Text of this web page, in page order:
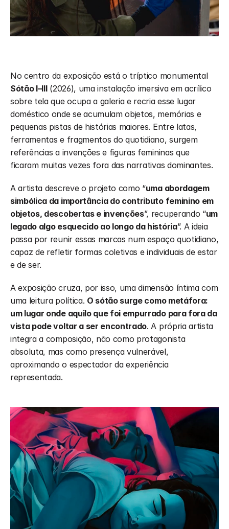
No centro da exposição está o tríptico monumental
Sótão I–III (2026), uma instalação imersiva em acrílico
sobre tela que ocupa a galeria e recria esse lugar
doméstico onde se acumulam objetos, memórias e
pequenas pistas de histórias maiores. Entre latas,
ferramentas e fragmentos do quotidiano, surgem
referências a invenções e figuras femininas que
ficaram muitas vezes fora das narrativas dominantes.
A artista descreve o projeto como “uma abordagem
simbólica da importância do contributo feminino em
objetos, descobertas e invenções”, recuperando “um
legado algo esquecido ao longo da história”. A ideia
passa por reunir essas marcas num espaço quotidiano,
capaz de refletir formas coletivas e individuais de estar
e de ser.
A exposição cruza, por isso, uma dimensão íntima com
uma leitura política. O sótão surge como metáfora:
um lugar onde aquilo que foi empurrado para fora da
vista pode voltar a ser encontrado. A própria artista
integra a composição, não como protagonista
absoluta, mas como presença vulnerável,
aproximando o espectador da experiência
representada.